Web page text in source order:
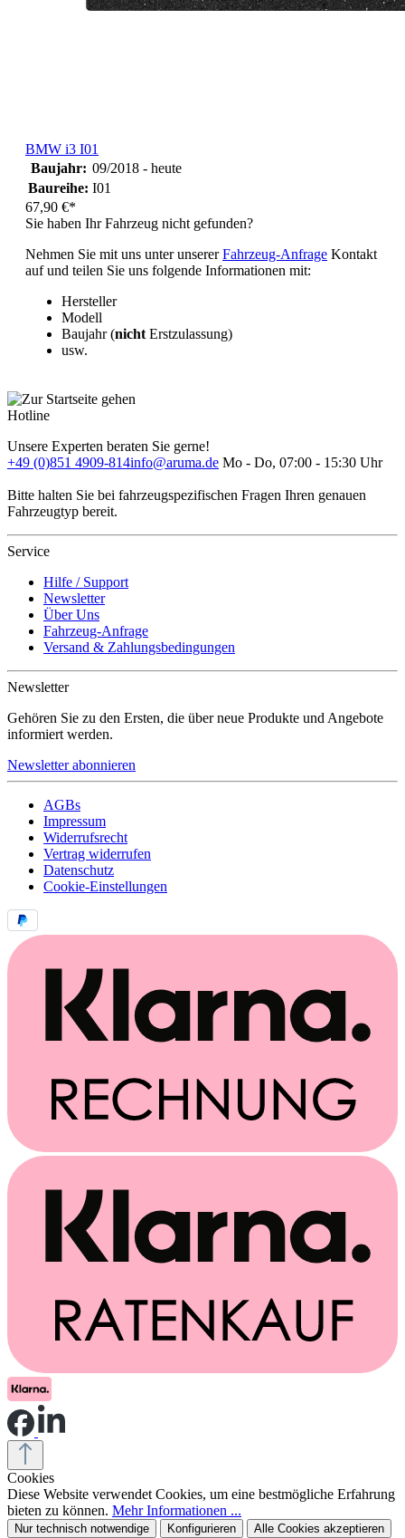
BMW i3 I01
Baujahr: 09/2018 - heute
Baureihe: I01
67,90 €*
Sie haben Ihr Fahrzeug nicht gefunden?
Nehmen Sie mit uns unter unsererFahrzeug-Anfrage Kontakt
auf und teilen Sie uns folgende Informationen mit:
Hersteller
Modell
Baujahr (nicht Erstzulassung)
usw.
Hotline
Unsere Experten beraten Sie gerne!
+49 (0)851 4909-814info@aruma.de Mo - Do, 07:00 - 15:30 Uhr
Bitte halten Sie bei fahrzeugspezifischen Fragen Ihren genauen
Fahrzeugtyp bereit.
Service
Hilfe / Support
Newsletter
Über Uns
Fahrzeug-Anfrage
Versand & Zahlungsbedingungen
Newsletter
Gehören Sie zu den Ersten, die über neue Produkte und Angebote
informiert werden.
Newsletter abonnieren
AGBs
Impressum
Widerrufsrecht
Vertrag widerrufen
Datenschutz
Cookie-Einstellungen
Cookies
Diese Website verwendet Cookies, um eine bestmögliche Erfahrung
bieten zu können. Mehr Informationen ...
Nur technisch notwendige Konfigurieren Alle Cookies akzeptieren